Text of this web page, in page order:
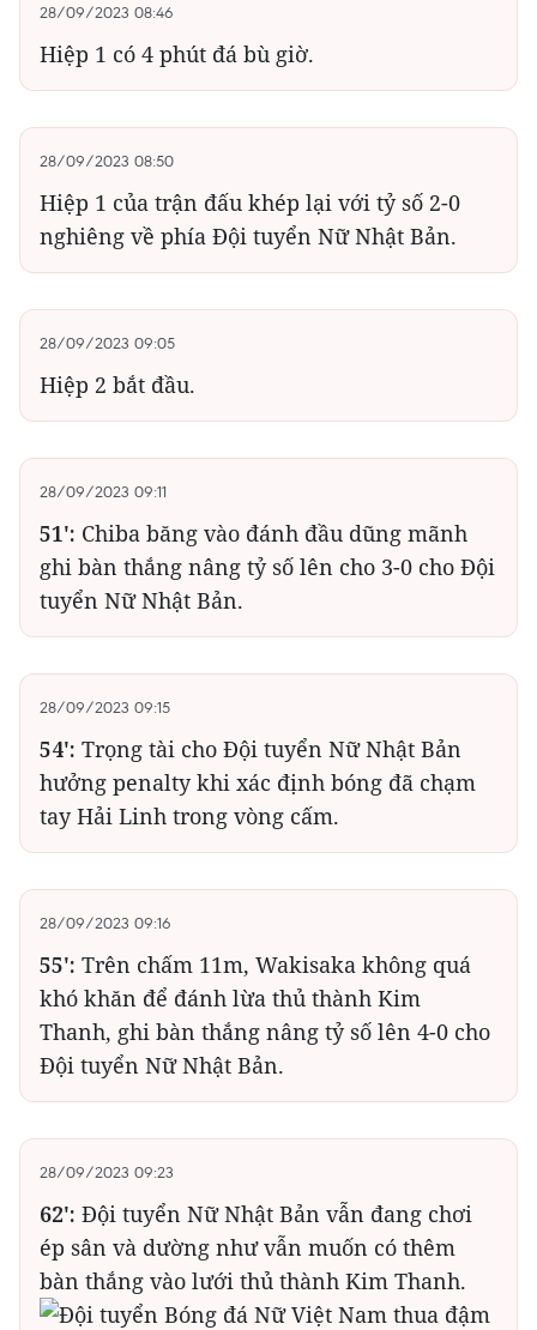
28/09/2023 08:46
Hiệp 1 có 4 phút đá bù giờ.
28/09/2023 08:50
Hiệp 1 của trận đấu khép lại với tỷ số 2-0
nghiêng về phía Đội tuyển Nữ Nhật Bản.
28/09/2023 09:05
Hiệp 2 bắt đầu.
28/09/2023 09:11
51': Chiba băng vào đánh đầu dũng mãnh
ghi bàn thắng nâng tỷ số lên cho 3-0 cho Đội
tuyển Nữ Nhật Bản.
28/09/2023 09:15
54': Trọng tài cho Đội tuyển Nữ Nhật Bản
hưởng penalty khi xác định bóng đã chạm
tay Hải Linh trong vòng cấm.
28/09/2023 09:16
55': Trên chấm 11m, Wakisaka không quá
khó khăn để đánh lừa thủ thành Kim
Thanh, ghi bàn thắng nâng tỷ số lên 4-0 cho
Đội tuyển Nữ Nhật Bản.
28/09/2023 09:23
62': Đội tuyển Nữ Nhật Bản vẫn đang chơi
ép sân và dường như vẫn muốn có thêm
bàn thắng vào lưới thủ thành Kim Thanh.